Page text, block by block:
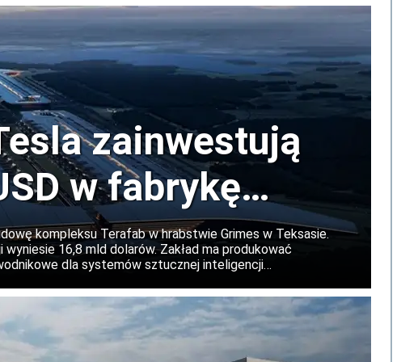
zainwestują
w fabrykę
kompleksu Terafab w hrabstwie Grimes w Teksasie.
16,8 mld dolarów. Zakład ma produkować
dla systemów sztucznej inteligencji